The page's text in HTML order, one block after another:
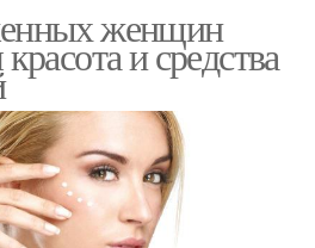
женщин
и средства